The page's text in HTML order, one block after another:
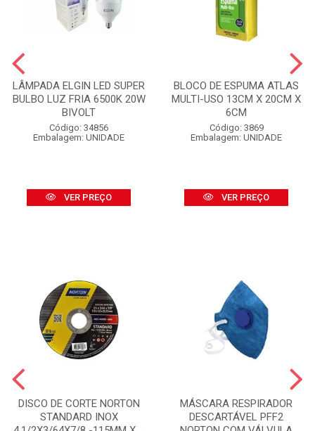
LÂMPADA ELGIN LED SUPER
BULBO LUZ FRIA 6500K 20W
BIVOLT
Código: 34856
Embalagem: UNIDADE
VER PREÇO
BLOCO DE ESPUMA ATLAS
MULTI-USO 13CM X 20CM X
6CM
Código: 3869
Embalagem: UNIDADE
VER PREÇO
DISCO DE CORTE NORTON
STANDARD INOX
MÁSCARA RESPIRADOR
DESCARTÁVEL PFF2